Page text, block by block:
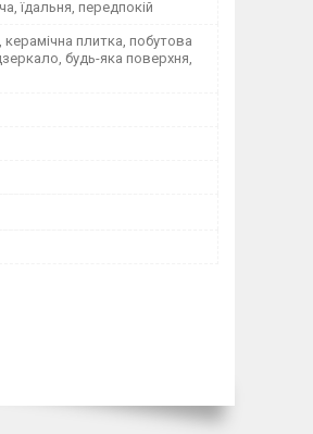
їдальня, передпокій
плитка, побутова
будь-яка поверхня,